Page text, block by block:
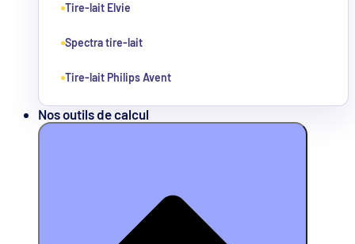
Tire-lait Elvie
Spectra tire-lait
Tire-lait Philips Avent
Nos outils de calcul